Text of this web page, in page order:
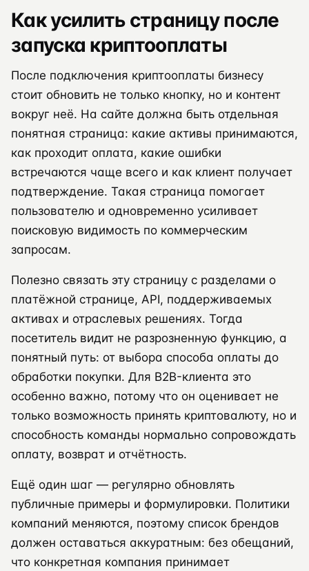
Как усилить страницу после
запуска криптооплаты
После подключения криптооплаты бизнесу
стоит обновить не только кнопку, но и контент
вокруг неё. На сайте должна быть отдельная
понятная страница: какие активы принимаются,
как проходит оплата, какие ошибки
встречаются чаще всего и как клиент получает
подтверждение. Такая страница помогает
пользователю и одновременно усиливает
поисковую видимость по коммерческим
запросам.
Полезно связать эту страницу с разделами о
платёжной странице, API, поддерживаемых
активах и отраслевых решениях. Тогда
посетитель видит не разрозненную функцию, а
понятный путь: от выбора способа оплаты до
обработки покупки. Для B2B-клиента это
особенно важно, потому что он оценивает не
только возможность принять криптовалюту, но и
способность команды нормально сопровождать
оплату, возврат и отчётность.
Ещё один шаг — регулярно обновлять
публичные примеры и формулировки. Политики
компаний меняются, поэтому список брендов
должен оставаться аккуратным: без обещаний,
что конкретная компания принимает